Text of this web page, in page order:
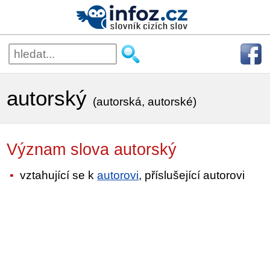
autorský (autorská, autorské)
Význam slova autorský
vztahující se kautorovi, příslušející autorovi